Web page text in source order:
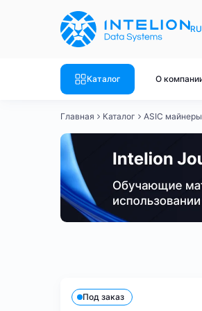
RU
Каталог О
ASIC майнеры
Canaan
Innosilicon
Главная Каталог ASIC майнеры
Под заказ